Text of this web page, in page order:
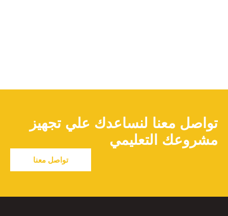
تواصل معنا لنساعدك علي تجهيز
مشروعك التعليمي
تواصل معنا